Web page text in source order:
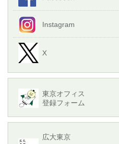
Instagram
X
東京オフィス
登録フォーム
広大東京